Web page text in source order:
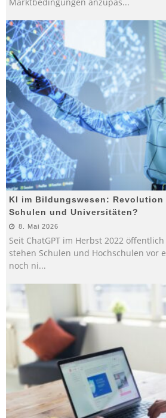
KI im Bildungswesen:
Schulen und Universitäten?
8. Mai 2026
Seit ChatGPT im Herbst 2022
stehen Schulen und Hochschulen vor
noch ni...